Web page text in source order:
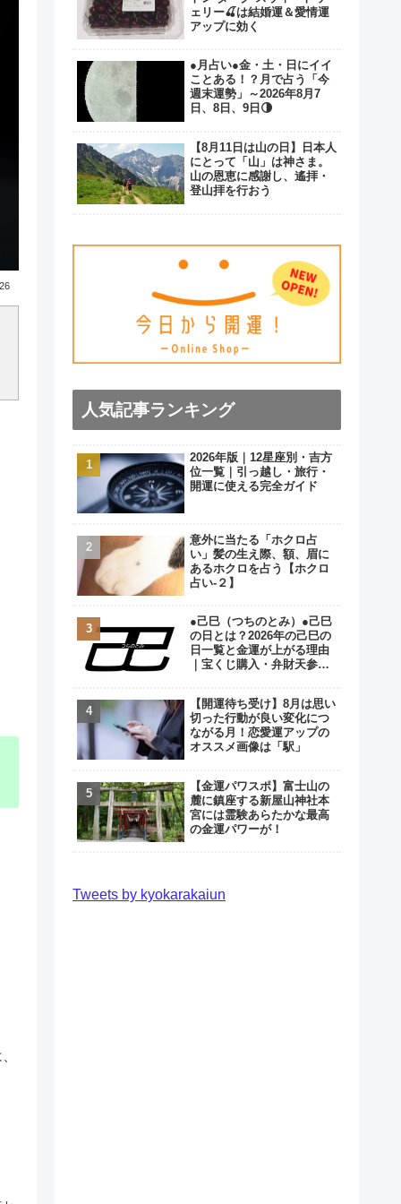
ェリー🍒は結婚運＆愛情運
アップに効く
●月占い●金・土・日にイイ
ことある！？月で占う「今
週末運勢」～2026年8月7
日、8日、9日🌗
【8月11日は山の日】日本人
にとって「山」は神さま。
山の恩恵に感謝し、遙拝・
登山拝を行おう
人気記事ランキング
2026年版｜12星座別・吉方
位一覧｜引っ越し・旅行・
開運に使える完全ガイド
意外に当たる「ホクロ占
い」髪の生え際、額、眉に
あるホクロを占う【ホクロ
占い‐２】
●己巳（つちのとみ）●己巳
の日とは？2026年の己巳の
日一覧と金運が上がる理由
｜宝くじ購入・弁財天参拝
【開運待ち受け】8月は思い
切った行動が良い変化につ
ながる月！恋愛運アップの
オススメ画像は「駅」
【金運パワスポ】富士山の
麓に鎮座する新屋山神社本
宮には霊験あらたかな最高
の金運パワーが！
Tweets by kyokarakaiun